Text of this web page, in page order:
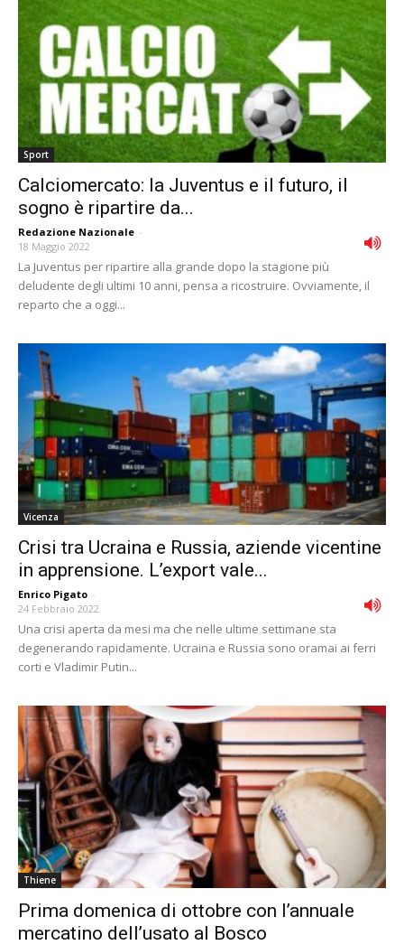
Sport
Calciomercato: la Juventus e il futuro, il
sogno è ripartire da...
Redazione Nazionale -
18 Maggio 2022
La Juventus per ripartire alla grande dopo la stagione più
deludente degli ultimi 10 anni, pensa a ricostruire. Ovviamente, il
reparto che a oggi...
Vicenza
Crisi tra Ucraina e Russia, aziende vicentine
in apprensione. L’export vale...
Enrico Pigato -
24 Febbraio 2022
Una crisi aperta da mesi ma che nelle ultime settimane sta
degenerando rapidamente. Ucraina e Russia sono oramai ai ferri
corti e Vladimir Putin...
Thiene
Prima domenica di ottobre con l’annuale
mercatino dell’usato al Bosco